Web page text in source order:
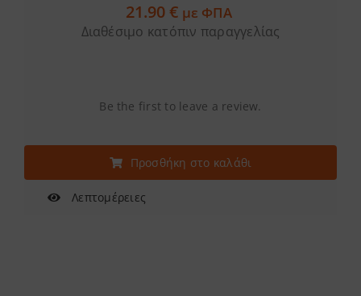
21.90€ με ΦΠΑ
Διαθέσιμο κατόπιν παραγγελίας
Be the first to leave a review.
Προσθήκη στο καλάθι
Λεπτομέρειες